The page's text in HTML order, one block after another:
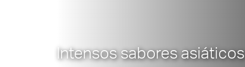
Intensos sabores asiáticos